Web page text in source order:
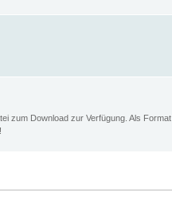
zum Download zur Verfügung. Als Format